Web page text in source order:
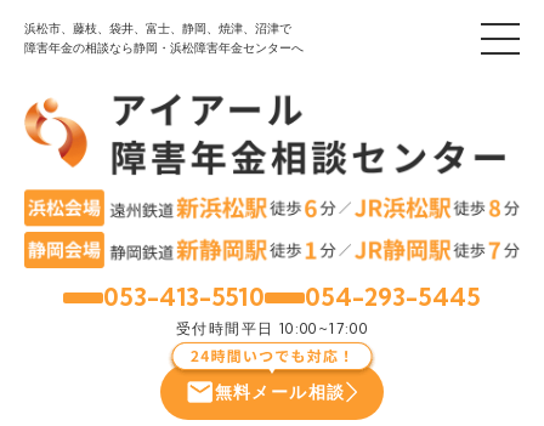
浜松市、藤枝、袋井、富士、静岡、焼津、沼津で
障害年金の相談なら静岡・浜松障害年金センターへ
053-413-5510 054-293-5445
受付時間 平日 10:00~17:00
無料メール相談